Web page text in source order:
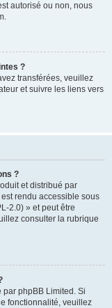
autorisé ou non, nous
?
transférées, veuillez
et suivre les liens vers
?
et distribué par
rendu accessible sous
2.0) » et peut être
consulter la rubrique
phpBB Limited. Si
fonctionnalité, veuillez